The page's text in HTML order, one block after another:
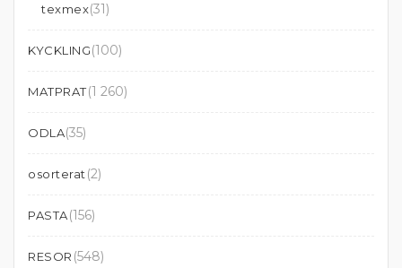
texmex(31)
KYCKLING(100)
MATPRAT(1 260)
ODLA(35)
osorterat (2)
PASTA(156)
RESOR (548)